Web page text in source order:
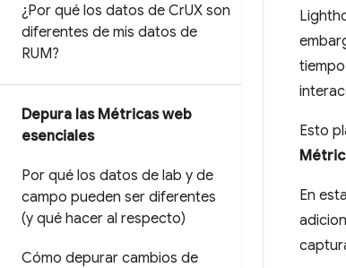
¿Por qué los datos de CrUX son
diferentes de mis datos de
RUM?
Depura las Métricas web
esenciales
Por qué los datos de lab y de
campo pueden ser diferentes
(y qué hacer al respecto)
Cómo depurar cambios de
Esto
En